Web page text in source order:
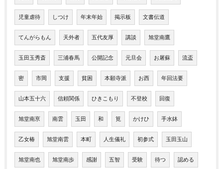
児童虐待 しつけ 年末年始 掲示板 文書伝道
てんがらもん 天外者 五代友厚 講談 旭堂南鷹
玉田玉秀斎 三浦春馬 公開記念 元旦会 お屠蘇 流盃
密 市岡 支援 貧困 本願寺派 お西 年回法要
山本五十六 信頼関係 ひきこもり 不登校 回復
旭堂南亰 南雲 玉田 和 筧 かけひ 手水鉢
乙女椿 旭堂南雲 本町 人生儀礼 初参式 玉田玉山
旭堂南也 旭堂南歩 感謝 五智 受験 待つ 認める